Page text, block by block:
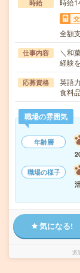
時給 時給
全額
仕事内容
＼和
経験
応募資格
英語
食料
職場の雰囲気
年齢層
職場の様子
気になる!
派